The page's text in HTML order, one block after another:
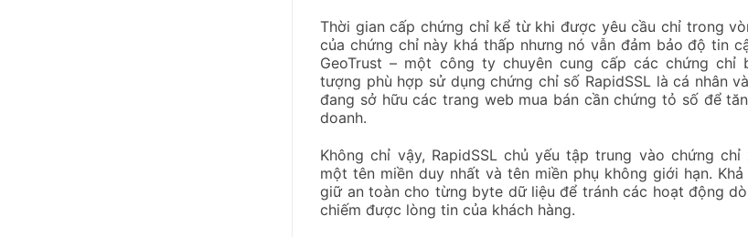
Thời gian cấp chứng chỉ kể từ khi được yêu cầu chỉ trong
của chứng chỉ này khá thấp nhưng nó vẫn đảm bảo độ tin
GeoTrust – một công ty chuyên cung cấp các chứng
tượng phù hợp sử dụng chứng chỉ số RapidSSL là cá nhân
đang sở hữu các trang web mua bán cần chứng tỏ số để
doanh.
Không chỉ vậy, RapidSSL chủ yếu tập trung vào chứng
một tên miền duy nhất và tên miền phụ không giới hạn.
giữ an toàn cho từng byte dữ liệu để tránh các hoạt động
chiếm được lòng tin của khách hàng.